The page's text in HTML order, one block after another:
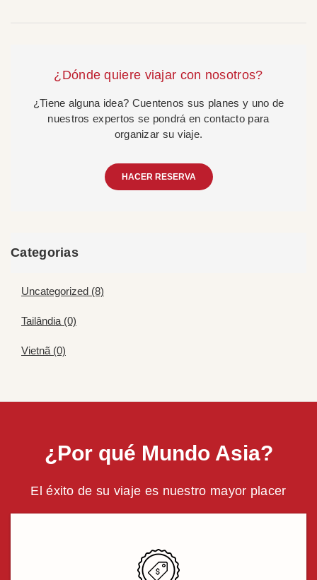
¿Dónde quiere viajar con nosotros?
¿Tiene alguna idea? Cuentenos sus planes y uno de
nuestros expertos se pondrá en contacto para
organizar su viaje.
HACER RESERVA
Categorias
Uncategorized (8)
Tailândia (0)
Vietnã (0)
¿Por qué Mundo Asia?
El éxito de su viaje es nuestro mayor placer